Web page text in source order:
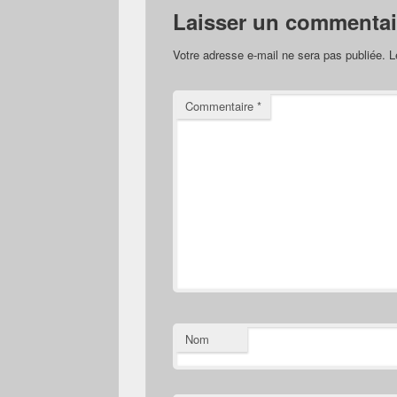
Laisser un
Votre adresse e-mail ne sera pas publiée.
Commentaire*
Nom